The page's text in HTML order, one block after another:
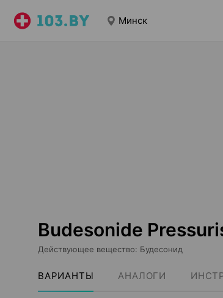
Минск
Budesonide
Действующее вещество: Будесонид
ВАРИАНТЫ АНАЛОГИ